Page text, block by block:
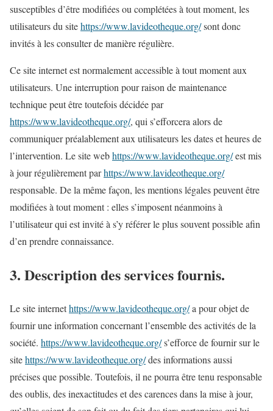
susceptibles d’être modifiées ou complétées à tout moment, les
utilisateurs du sitehttps://www.lavideotheque.org/sont donc
invités à les consulter de manière régulière.
Ce site internet est normalement accessible à tout moment aux
utilisateurs. Une interruption pour raison de maintenance
technique peut être toutefois décidée par
https://www.lavideotheque.org/, qui s’efforcera alors de
communiquer préalablement aux utilisateurs les dates et heures de
l’intervention. Le site webhttps://www.lavideotheque.org/est mis
à jour régulièrement parhttps://www.lavideotheque.org/
responsable. De la même façon, les mentions légales peuvent être
modifiées à tout moment : elles s’imposent néanmoins à
l’utilisateur qui est invité à s’y référer le plus souvent possible afin
d’en prendre connaissance.
3. Description des services fournis.
Le site internethttps://www.lavideotheque.org/a pour objet de
fournir une information concernant l’ensemble des activités de la
société. https://www.lavideotheque.org/s’efforce de fournir sur le
sitehttps://www.lavideotheque.org/des informations aussi
précises que possible. Toutefois, il ne pourra être tenu responsable
des oublis, des inexactitudes et des carences dans la mise à jour,